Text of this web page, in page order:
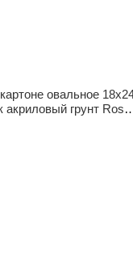
овальное
акриловый грунт Rosa